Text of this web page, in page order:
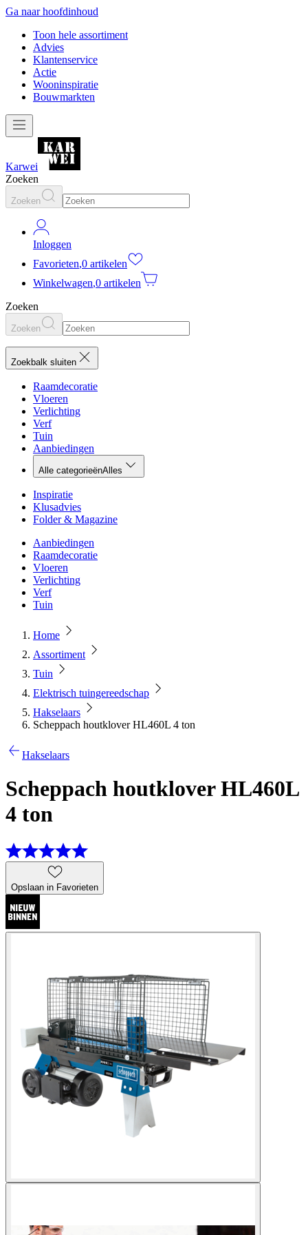
Ga naar hoofdinhoud
Toon hele assortiment
Advies
Klantenservice
Actie
Wooninspiratie
Bouwmarkten
Karwei
Zoeken
Zoeken
Inloggen
Favorieten,0 artikelen
Winkelwagen,0 artikelen
Zoeken
Zoeken
Zoekbalk sluiten
Raamdecoratie
Vloeren
Verlichting
Verf
Tuin
Aanbiedingen
Alle categorieënAlles
Inspiratie
Klusadvies
Folder & Magazine
Aanbiedingen
Raamdecoratie
Vloeren
Verlichting
Verf
Tuin
Home
Assortiment
Tuin
Elektrisch tuingereedschap
Hakselaars
Scheppach houtklover HL460L 4 ton
Hakselaars
Scheppach houtklover HL460L
4 ton
Opslaan in Favorieten